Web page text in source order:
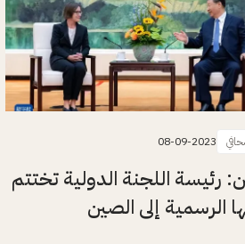
08-09-2023
رئيسة اللجنة الدولية تختتم
الرسمية إلى الصين